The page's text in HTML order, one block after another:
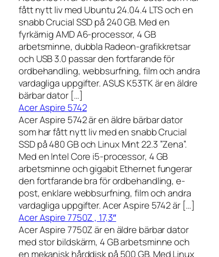
fått nytt liv med Ubuntu 24.04.4 LTS och en
snabb Crucial SSD på 240 GB. Med en
fyrkärnig AMD A6-processor, 4 GB
arbetsminne, dubbla Radeon-grafikkretsar
och USB 3.0 passar den fortfarande för
ordbehandling, webbsurfning, film och andra
vardagliga uppgifter. ASUS K53TK är en äldre
bärbar dator […]
Acer Aspire 5742
Acer Aspire 5742 är en äldre bärbar dator
som har fått nytt liv med en snabb Crucial
SSD på 480 GB och Linux Mint 22.3 ”Zena”.
Med en Intel Core i5-processor, 4 GB
arbetsminne och gigabit Ethernet fungerar
den fortfarande bra för ordbehandling, e-
post, enklare webbsurfning, film och andra
vardagliga uppgifter. Acer Aspire 5742 är […]
Acer Aspire 7750Z , 17,3″
Acer Aspire 7750Z är en äldre bärbar dator
med stor bildskärm, 4 GB arbetsminne och
en mekanisk hårddisk på 500 GB. Med Linux